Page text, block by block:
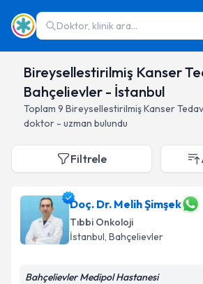
Doktor, klinik ara...
Bireysellestirilmiş Kanser
Bahçelievler - İstanbul
Toplam 9 Bireysellestirilmiş Kanser
doktor - uzman bulundu
Filtrele
Doç. Dr. Melih Şimşek
Tıbbi Onkoloji
İstanbul, Bahçelievler
Bahçelievler Medipol Hastanesi